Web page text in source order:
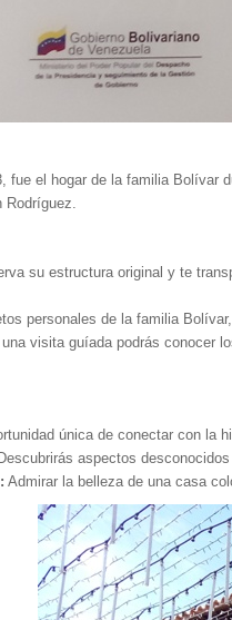
fue el hogar de la familia
Rodríguez.
su estructura original y te
personales de la familia
visita guíada podrás conocer
única de conectar con la
Descubrirás aspectos
Admirar la belleza de una casa